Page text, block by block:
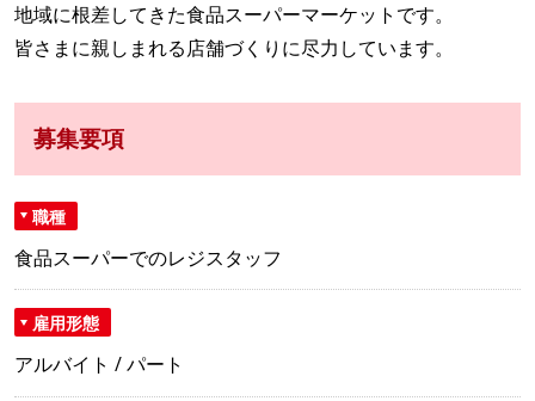
地域に根差してきた食品スーパーマーケットです。
皆さまに親しまれる店舗づくりに尽力しています。
募集要項
職種
食品スーパーでのレジスタッフ
雇用形態
アルバイト / パート